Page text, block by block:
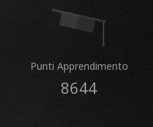
Punti Apprendimento
8644